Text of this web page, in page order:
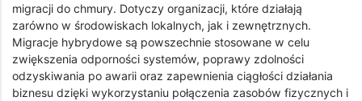
migracji do chmury. Dotyczy organizacji, które działają
zarówno w środowiskach lokalnych, jak i zewnętrznych.
Migracje hybrydowe są powszechnie stosowane w celu
zwiększenia odporności systemów, poprawy zdolności
odzyskiwania po awarii oraz zapewnienia ciągłości działania
biznesu dzięki wykorzystaniu połączenia zasobów fizycznych i